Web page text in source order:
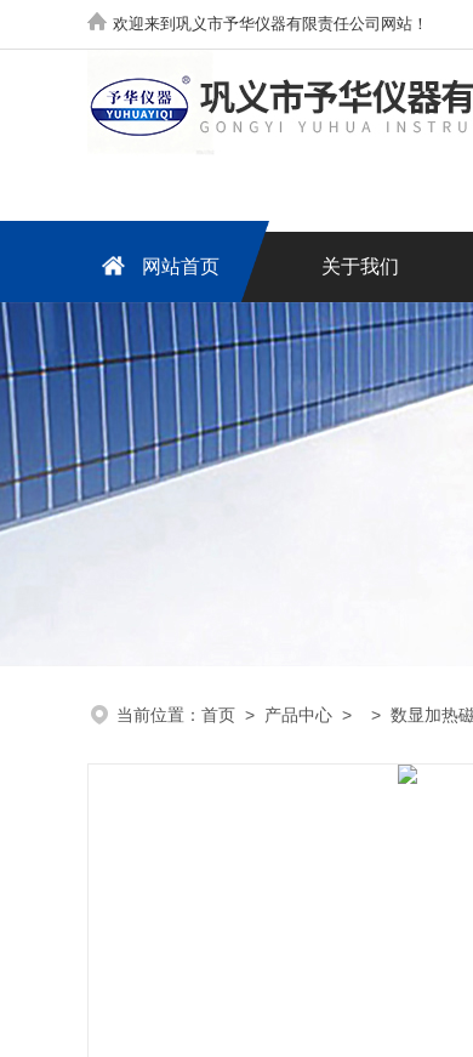
欢迎来到巩义市予华仪器有限责任公司网站！
网站首页 关于我们
当前位置： 首页 > 产品中心 > > 数显加热